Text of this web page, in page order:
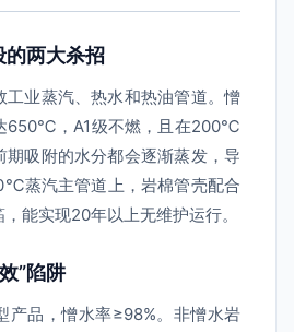
的两大杀招
工业蒸汽、热水和热油管道。憎
650℃，A1级不燃，且在200℃
期吸附的水分都会逐渐蒸发，导
蒸汽主管道上，岩棉管壳配合
能实现20年以上无维护运行。
”陷阱
产品，憎水率≥98%。非憎水岩